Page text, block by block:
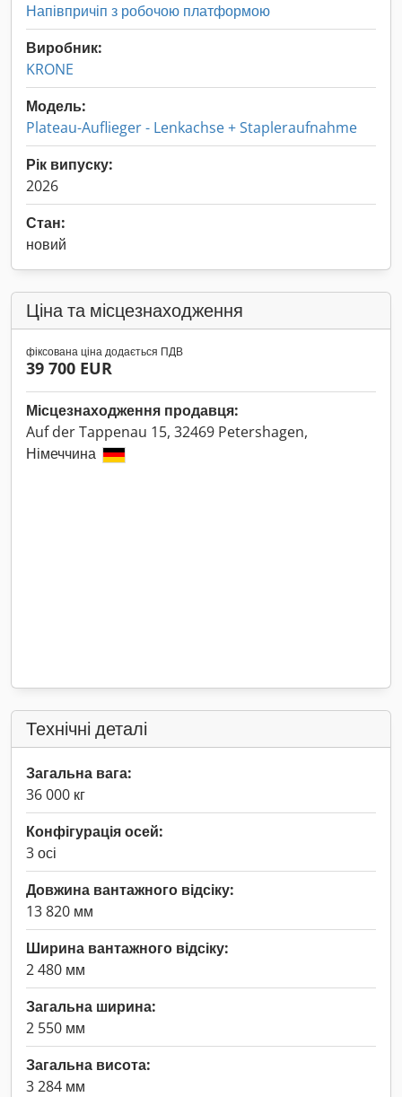
Напівпричіп з робочою платформою
Виробник:
KRONE
Модель:
Plateau-Auflieger - Lenkachse + Stapleraufnahme
Рік випуску:
2026
Стан:
новий
Ціна та місцезнаходження
фіксована ціна додається ПДВ
39 700 EUR
Місцезнаходження продавця:
Auf der Tappenau 15, 32469 Petershagen,
Німеччина
Технічні деталі
Загальна вага:
36 000 кг
Конфігурація осей:
3 осі
Довжина вантажного відсіку:
13 820 мм
Ширина вантажного відсіку:
2 480 мм
Загальна ширина:
2 550 мм
Загальна висота:
3 284 мм